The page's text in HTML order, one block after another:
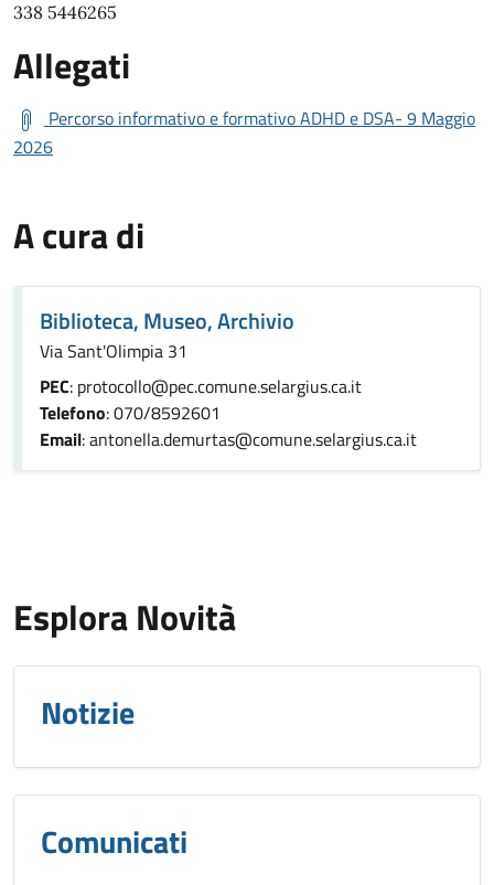
338 5446265
Allegati
Percorso informativo e formativo ADHD e DSA- 9 Maggio
2026
A cura di
Biblioteca, Museo, Archivio
Via Sant'Olimpia 31
PEC: protocollo@pec.comune.selargius.ca.it
Telefono: 070/8592601
Email: antonella.demurtas@comune.selargius.ca.it
Esplora Novità
Notizie
Comunicati